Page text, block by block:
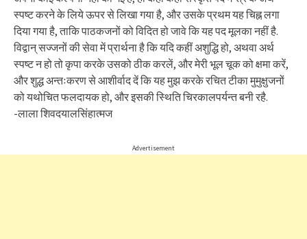
स्पष्ट करने के लिये ऊपर से लिखा गया है, और उसके प्रथम यह चिह्न लगा
दिया गया है, ताकि पाठकजनों को विदित हो जावे कि यह पद मूलका नहीं है.
विद्वान् सज्जनों की सेवा में प्रार्थना है कि यदि कहीं अशुद्धि हो, अथवा अर्थ
स्पष्ट न हो तो कृपा करके उसको ठीक करलें, और मेरी भूल चूक को क्षमा करें,
और शुद्ध अन्तःकरण से आशीर्वाद दें कि यह मुझ करके रचित टीका मुमुक्षुजनों
को यथोचित फलदायक हो, और इसकी स्थिति चिरकालपर्यन्त बनी रहै.
-लाला शिवदयालसिंहात्मज
Advertisement